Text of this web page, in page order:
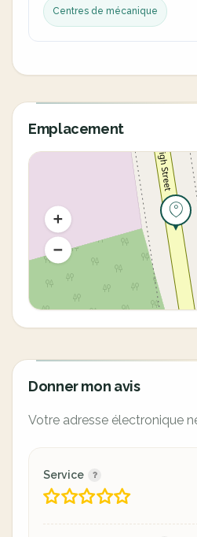
Centres de mécanique
Emplacement
Donner mon avis
Votre adresse électronique
Service